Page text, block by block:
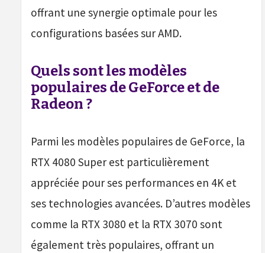
offrant une synergie optimale pour les
configurations basées sur AMD.
Quels sont les modèles
populaires de GeForce et de
Radeon ?
Parmi les modèles populaires de GeForce, la
RTX 4080 Super est particulièrement
appréciée pour ses performances en 4K et
ses technologies avancées. D’autres modèles
comme la RTX 3080 et la RTX 3070 sont
également très populaires, offrant un